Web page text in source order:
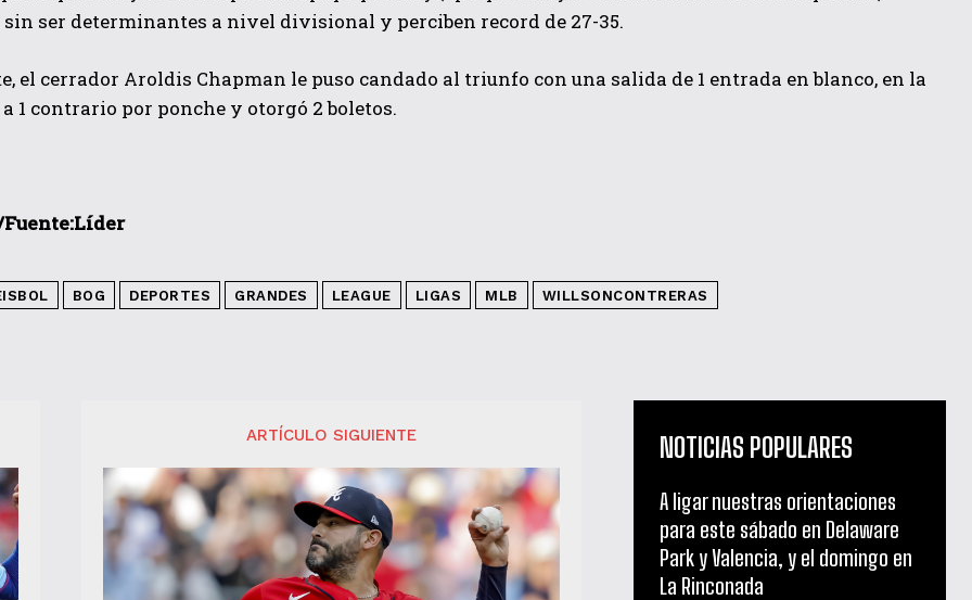
He leído y acepto lasPolítica de privacidad.
ser determinantes a nivel divisional y perciben record de 27-35.
el cerrador Aroldis Chapman le puso candado al triunfo con una salida de 1 entrada en blanco, en la
1 contrario por ponche y otorgó 2 boletos.
BOG DEPORTES GRANDES LEAGUE LIGAS MLB WILLSONCONTRERAS
ARTÍCULO SIGUIENTE NOTICIAS POPULARES
A ligar nuestras orientaciones
para este sábado en Delaware
Park y Valencia, y el domingo en
La Rinconada